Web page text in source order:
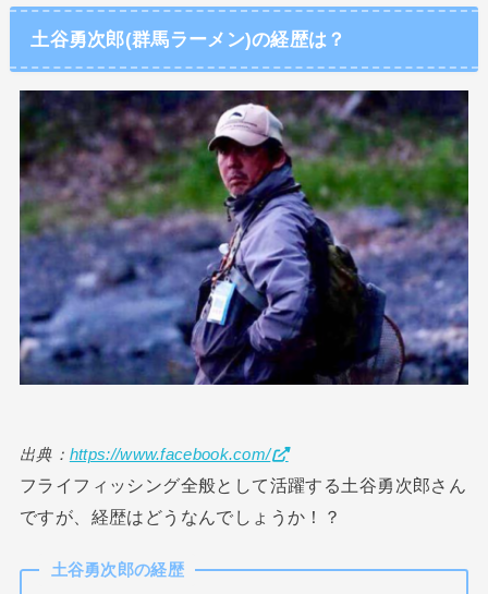
土谷勇次郎(群馬ラーメン)の経歴は？
出典： https://www.facebook.com/
フライフィッシング全般として活躍する土谷勇次郎さん
ですが、経歴はどうなんでしょうか！？
土谷勇次郎の経歴